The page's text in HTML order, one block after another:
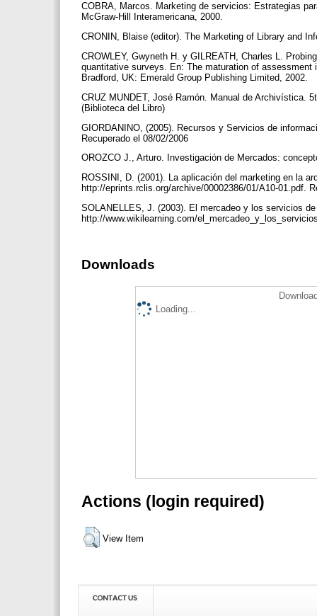
COBRA, Marcos. Marketing de servicios: Estrategias
McGraw-Hill Interamericana, 2000.
CRONIN, Blaise (editor). The Marketing of Library and
CROWLEY, Gwyneth H. y GILREATH, Charles L.
quantitative surveys. En: The maturation of
Bradford, UK: Emerald Group Publishing Limited, 2002.
CRUZ MUNDET, José Ramón. Manual de Archivística.
(Biblioteca del Libro)
GIORDANINO, (2005). Recursos y Servicios de
Recuperado el 08/02/2006
OROZCO J., Arturo. Investigación de Mercados:
ROSSINI, D. (2001). La aplicación del marketing en la
http://eprints.rclis.org/archive/00002386/01/A10-01.pdf.
SOLANELLES, J. (2003). El mercadeo y los servicios
http://www.wikilearning.com/
Downloads
Loading...
Actions (login required)
View Item